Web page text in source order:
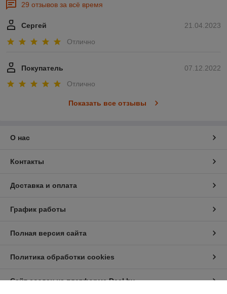
29 отзывов за всё время
21.04.2023
Сергей
Отлично
07.12.2022
Покупатель
Отлично
Показать все отзывы
О нас
Контакты
Доставка и оплата
График работы
Полная версия сайта
Политика обработки cookies
Сайт создан на платформе Deal.by